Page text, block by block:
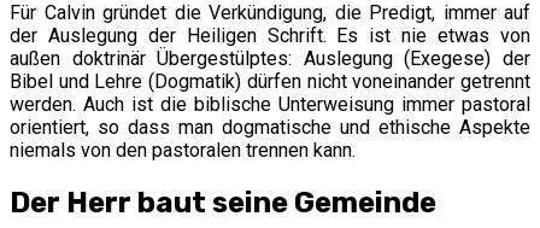
Für Calvin gründet die Verkündigung, die Predigt, immer auf
der Auslegung der Heiligen Schrift. Es ist nie etwas von
außen doktrinär Übergestülptes: Auslegung (Exegese) der
Bibel und Lehre (Dogmatik) dürfen nicht voneinander getrennt
werden. Auch ist die biblische Unterweisung immer pastoral
orientiert, so dass man dogmatische und ethische Aspekte
niemals von den pastoralen trennen kann.
Der Herr baut seine Gemeinde